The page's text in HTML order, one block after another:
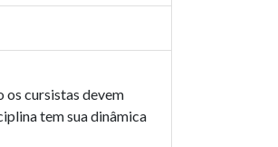
os cursistas devem
tem sua dinâmica